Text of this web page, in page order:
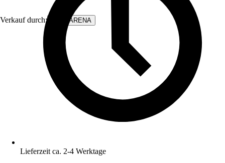
Verkauf durch: WALLARENA
Lieferzeit ca. 2-4 Werktage